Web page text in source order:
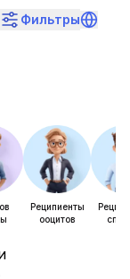
Фильтры
Реципиенты
ооцитов